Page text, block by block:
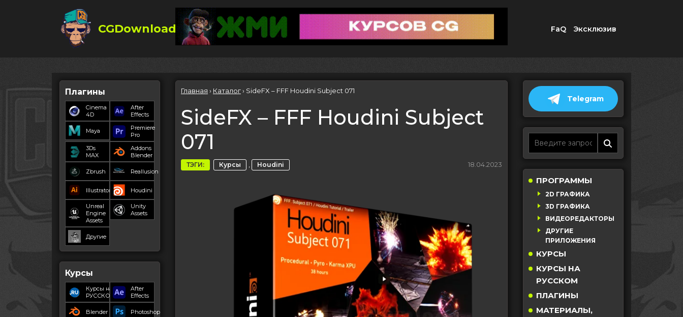
CGDownload FaQ Эксклюзив
Плагины
Cinema
4D
After
Effects
Maya
Premiere
Pro
3Ds
MAX
Addons
Blender
Zbrush Reallusion
Illustrator Houdini
Unreal
Engine
Assets
Unity
Assets
Другие
Курсы
Курсы на
РУССКОМ
After
Effects
Blender Photoshop
Главная › Каталог› SideFX – FFF Houdini Subject 071
SideFX – FFF Houdini Subject
071
ТЭГИ: Курсы , Houdini 18.04.2023
Telegram
ПРОГРАММЫ
2D ГРАФИКА
3D ГРАФИКА
ВИДЕОРЕДАКТОРЫ
ДРУГИЕ
ПРИЛОЖЕНИЯ
КУРСЫ
КУРСЫ НА
РУССКОМ
ПЛАГИНЫ
МАТЕРИАЛЫ,